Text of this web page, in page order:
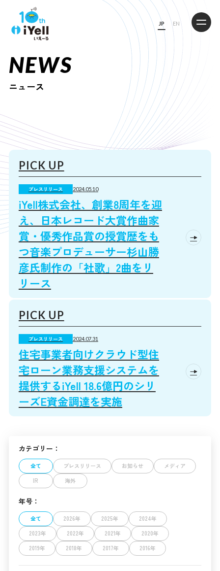
JP EN
NEWS
ニュース
プレスリリース 2024.05.10
iYell株式会社、創業8周年を迎
え、日本レコード大賞作曲家
賞・優秀作品賞の授賞歴をも
つ音楽プロデューサー杉山勝
彦氏制作の「社歌」2曲をリ
リース
プレスリリース 2024.07.31
住宅事業者向けクラウド型住
宅ローン業務支援システムを
提供するiYell 18.6億円のシリ
ーズE資金調達を実施
カテゴリー：
全て プレスリリース お知らせ
メディア
IR
海外
年号：
全て 2026年 2025年
2024年
2023年
2022年 2021年
2020年
2019年
2018年 2017年 2016年